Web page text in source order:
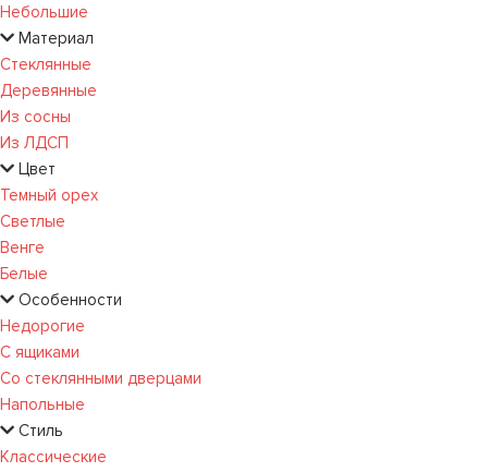
Небольшие
Материал
Стеклянные
Деревянные
Из сосны
Из ЛДСП
Цвет
Темный орех
Светлые
Венге
Белые
Особенности
Недорогие
С ящиками
Со стеклянными дверцами
Напольные
Стиль
Классические